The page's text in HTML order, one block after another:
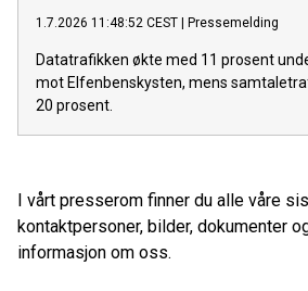
1.7.2026 11:48:52 CEST Pressemelding
Datatrafikken økte med 11 prosent
mot Elfenbenskysten, mens
20 prosent.
I vårt presserom finner du alle våre
kontaktpersoner, bilder, dokumenter
informasjon om oss.